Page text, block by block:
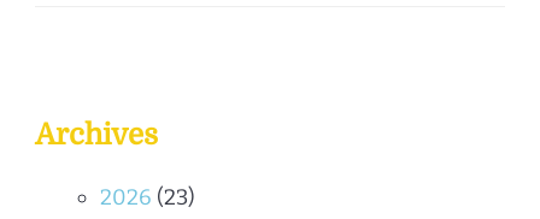
Archives
2026 (23)